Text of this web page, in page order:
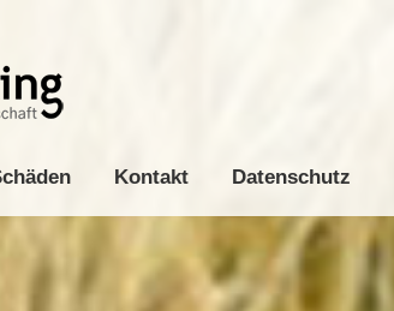
Kontakt Datenschutz